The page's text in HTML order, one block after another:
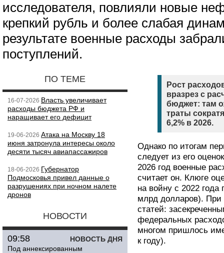
исследователя, повлияли новые
крепкий рубль и более слабая
результате военные расходы
поступлений.
ПО ТЕМЕ
16-07-2026 Власть увеличивает
расходы бюджета РФ и
наращивает его дефицит
19-06-2026 Атака на Москву 18
июня затронула интересы около
десяти тысяч авиапассажиров
18-06-2026 Губернатор
Подмосковья привел данные о
разрушениях при ночном налете
дронов
НОВОСТИ
НОВОСТЬ ДНЯ
09:58
Под аннексированным
Рост
вразрез с
бюджет: там
траты
6,2% в 2026.
Однако по итогам
следует из его
2026 год военные
считает он. Клюге
на войну с 2022
млрд долларов). При
статей:
федеральных
многом пришлось
к году).